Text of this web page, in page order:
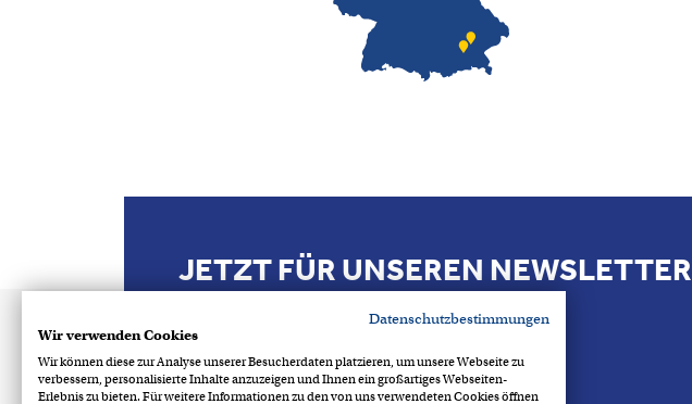
JETZT FÜR UNSEREN NEWSLETTER
Datenschutzbestimmungen
Wir verwenden Cookies
Wir können diese zur Analyse unserer Besucherdaten platzieren, um unsere Webseite zu
verbessern, personalisierte Inhalte anzuzeigen und Ihnen ein großartiges Webseiten-
Erlebnis zu bieten. Für weitere Informationen zu den von uns verwendeten Cookies öffnen